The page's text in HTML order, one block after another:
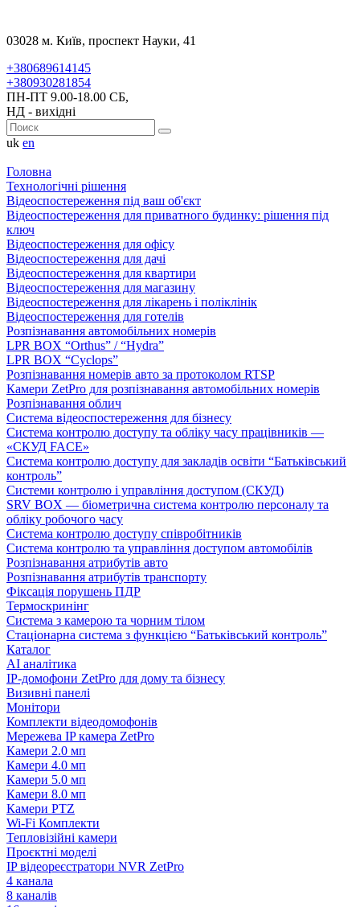
03028 м. Київ, проспект Науки, 41
+380689614145
+380930281854
ПН-ПТ 9.00-18.00 СБ,
НД - вихідні
uk en
Головна
Технологічні рішення
Відеоспостереження під ваш об'єкт
Відеоспостереження для приватного будинку: рішення під
ключ
Відеоспостереження для офісу
Відеоспостереження для дачі
Відеоспостереження для квартири
Відеоспостереження для магазину
Відеоспостереження для лікарень і поліклінік
Відеоспостереження для готелів
Розпізнавання автомобільних номерів
LPR BOX “Orthus” / “Hydra”
LPR BOX “Cyclops”
Розпізнавання номерів авто за протоколом RTSP
Камери ZetPro для розпізнавання автомобільних номерів
Розпізнавання облич
Система відеоспостереження для бізнесу
Система контролю доступу та обліку часу працівників —
«СКУД FACE»
Система контролю доступу для закладів освіти “Батьківський
контроль”
Системи контролю і управління доступом (СКУД)
SRV BOX — біометрична система контролю персоналу та
обліку робочого часу
Система контролю доступу співробітників
Система контролю та управління доступом автомобілів
Розпізнавання атрибутів авто
Розпізнавання атрибутів транспорту
Фіксація порушень ПДР
Термоскринінг
Система з камерою та чорним тілом
Стаціонарна система з функцією “Батьківський контроль”
Каталог
AI аналітика
IP-домофони ZetPro для дому та бізнесу
Визивні панелі
Монітори
Комплекти відеодомофонів
Мережева IP камера ZetPro
Камери 2.0 мп
Камери 4.0 мп
Камери 5.0 мп
Камери 8.0 мп
Камери PTZ
Wi-Fi Комплекти
Тепловізійні камери
Проєктні моделі
IP відеореєстратори NVR ZetPro
4 канала
8 каналів